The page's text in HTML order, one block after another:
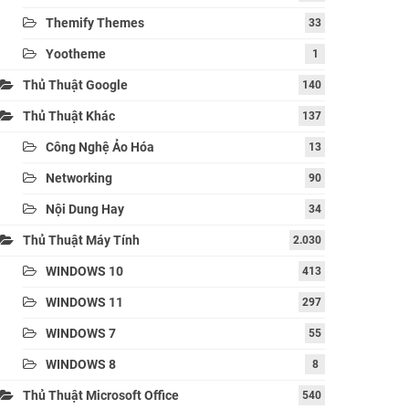
Themify Themes 33
Yootheme 1
Thủ Thuật Google 140
Thủ Thuật Khác 137
Công Nghệ Ảo Hóa 13
Networking 90
Nội Dung Hay 34
Thủ Thuật Máy Tính 2.030
WINDOWS 10 413
WINDOWS 11 297
WINDOWS 7 55
WINDOWS 8 8
Thủ Thuật Microsoft Office 540